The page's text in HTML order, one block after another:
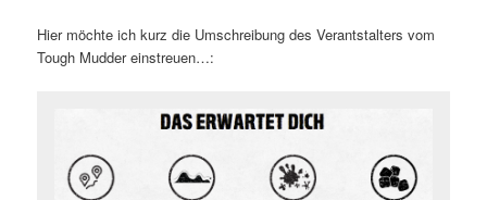
Hier möchte ich kurz die Umschreibung des Verantstalters vom
Tough Mudder einstreuen…: